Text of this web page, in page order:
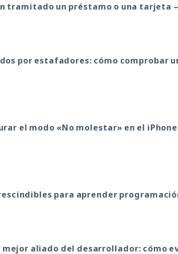
tramitado un préstamo o una tarjeta
por estafadores: cómo comprobar
el modo «No molestar» en el
para aprender
mejor aliado del desarrollador: cómo